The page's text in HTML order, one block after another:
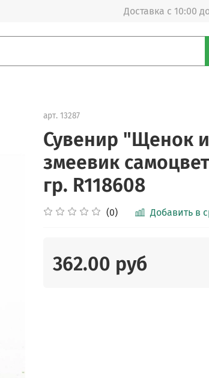
Доставка с 10:00
арт. 13287
Сувенир "Щенок
змеевик
гр. R118608
(0) Добавить в
362.00 руб